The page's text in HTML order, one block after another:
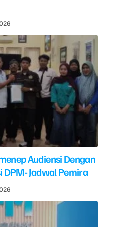
Audiensi Dengan
DPM- Jadwal Pemira